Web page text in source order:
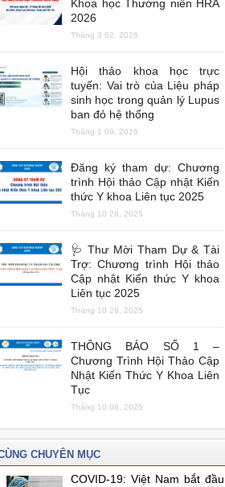
Khoa học Thường niên HRA
2026
Tháng 3 02, 2026
Hội thảo khoa học trực
tuyến: Vai trò của Liệu pháp
sinh học trong quản lý Lupus
ban đỏ hệ thống
Tháng 1 09, 2026
Đăng ký tham dự: Chương
trình Hội thảo Cập nhật Kiến
thức Y khoa Liên tục 2025
Tháng 10 28, 2025
🩺 Thư Mời Tham Dự & Tài
Trợ: Chương trình Hội thảo
Cập nhật Kiến thức Y khoa
Liên tục 2025
Tháng 10 28, 2025
THÔNG BÁO SỐ 1 –
Chương Trình Hội Thảo Cập
Nhật Kiến Thức Y Khoa Liên
Tục
Tháng 10 08, 2025
CHUYÊN MỤC
COVID-19: Việt Nam bắt đầu